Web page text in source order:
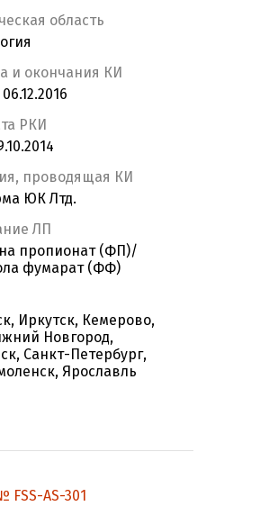
область
и окончания КИ
РКИ
проводящая КИ
ЮК Лтд.
ЛП
пропионат (ФП)/
фумарат (ФФ)
Иркутск, Кемерово,
Новгород,
Санкт-Петербург,
Ярославль
FSS-AS-301